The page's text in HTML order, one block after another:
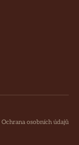
Ochrana osobních údajů